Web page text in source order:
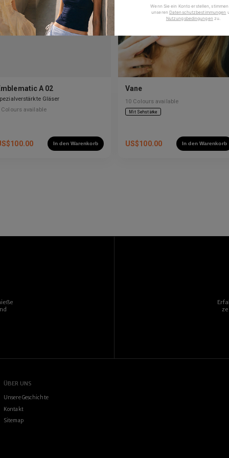
A 02
Gläser
Colours available
100.00 In den Warenkorb
Vane
10 Colours available
Mit Sehstärke
US$100.00 In den Warenkorb
ÜBER UNS
Unsere Geschichte
Kontakt
Sitemap
Wenn Sie ein Konto erstellen, stimmen
unseren Datenschutzbestimmungen
Nutzungsbedingungen zu